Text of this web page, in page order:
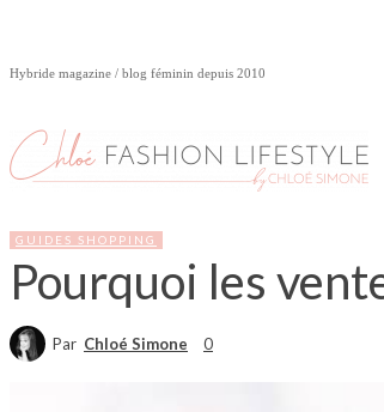
Hybride magazine / blog féminin depuis 2010
GUIDES SHOPPING
Pourquoi les
Par Chloé Simone 0